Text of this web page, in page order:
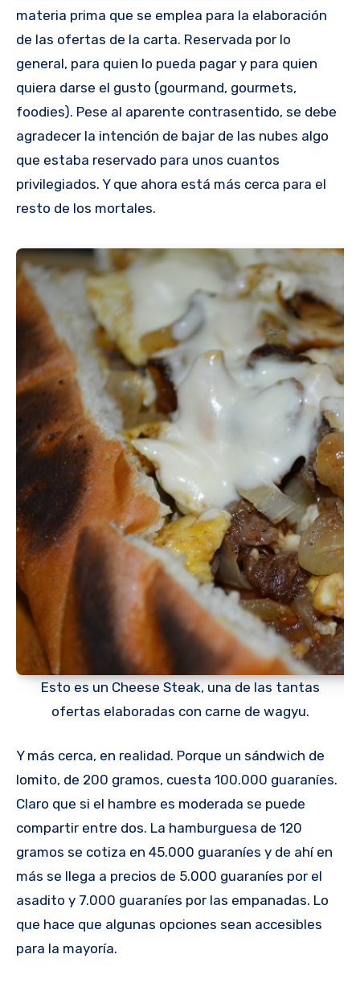
materia prima que se emplea para la elaboración
de las ofertas de la carta. Reservada por lo
general, para quien lo pueda pagar y para quien
quiera darse el gusto (gourmand, gourmets,
foodies). Pese al aparente contrasentido, se debe
agradecer la intención de bajar de las nubes algo
que estaba reservado para unos cuantos
privilegiados. Y que ahora está más cerca para el
resto de los mortales.
Esto es un Cheese Steak, una de las tantas
ofertas elaboradas con carne de wagyu.
Y más cerca, en realidad. Porque un sándwich de
lomito, de 200 gramos, cuesta 100.000 guaraníes.
Claro que si el hambre es moderada se puede
compartir entre dos. La hamburguesa de 120
gramos se cotiza en 45.000 guaraníes y de ahí en
más se llega a precios de 5.000 guaraníes por el
asadito y 7.000 guaraníes por las empanadas. Lo
que hace que algunas opciones sean accesibles
para la mayoría.